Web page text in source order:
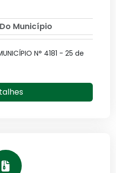
Município
N° 4181 - 25 de